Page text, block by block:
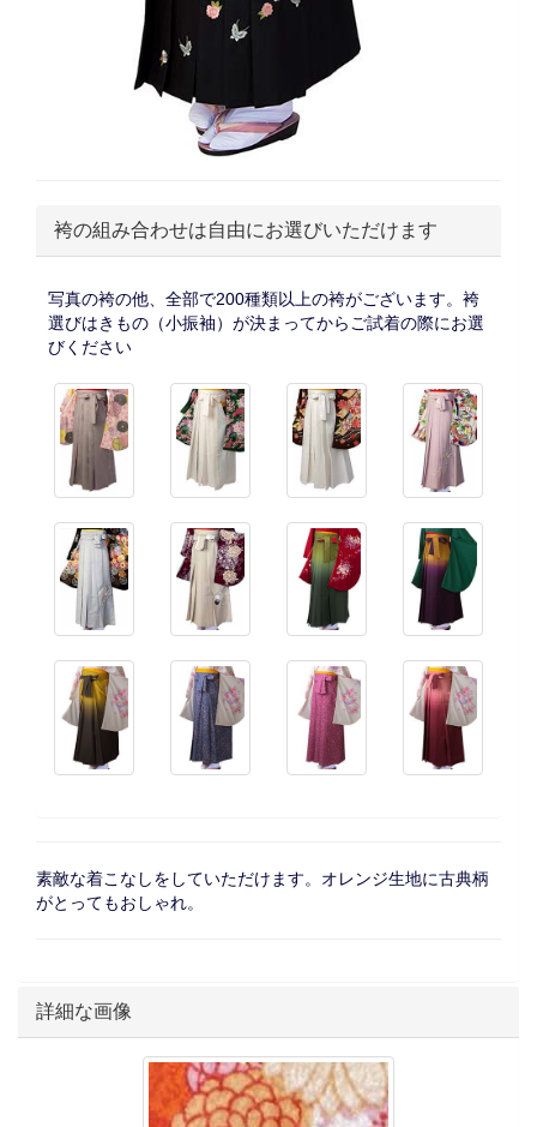
袴の組み合わせは自由にお選びいただけます
写真の袴の他、全部で200種類以上の袴がございます。袴
選びはきもの（小振袖）が決まってからご試着の際にお選
びください
素敵な着こなしをしていただけます。オレンジ生地に古典柄
がとってもおしゃれ。
詳細な画像